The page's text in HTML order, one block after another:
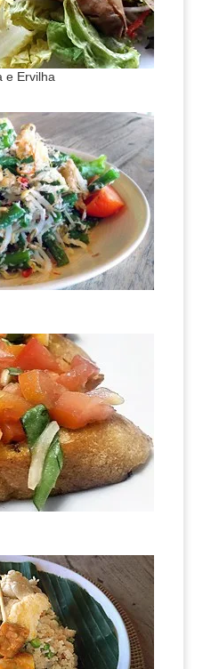
e Ervilha